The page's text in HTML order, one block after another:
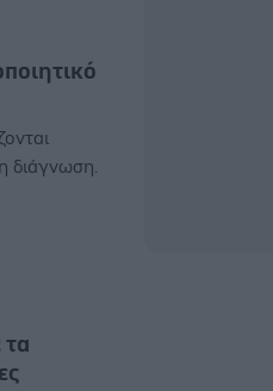
διάγνωση.
τα